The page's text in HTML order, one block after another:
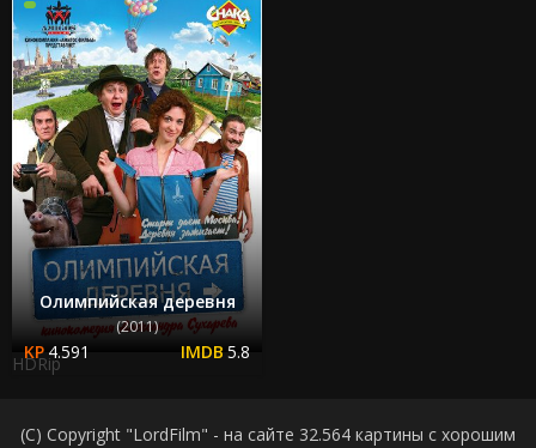
Олимпийская деревня
(2011)
4.591 5.8
HDRip
(C) Copyright "LordFilm" - на сайте 32.564 картины с хорошим